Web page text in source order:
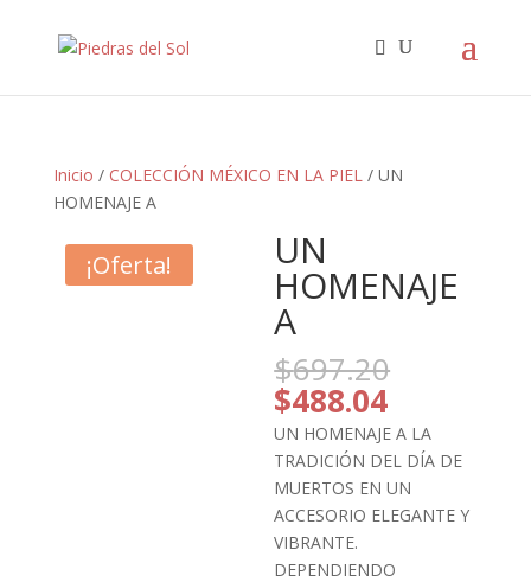
productos
Inicio / COLECCIÓN MÉXICO EN LA PIEL/ UN
HOMENAJE A
¡Oferta! UN
HOMENAJE
A
$697.20
original
era:
$697.20.
$488.04El
precio
actual
es:
$488.04.
UN HOMENAJE A LA
TRADICIÓN DEL DÍA DE
MUERTOS EN UN
ACCESORIO ELEGANTE Y
VIBRANTE.
DEPENDIENDO